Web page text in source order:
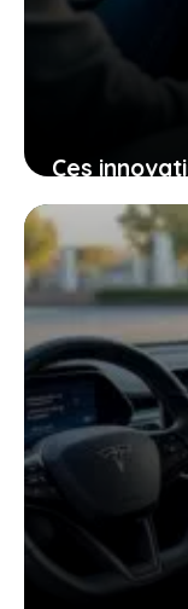
Ces
électrique
votre
25 janvier 2026